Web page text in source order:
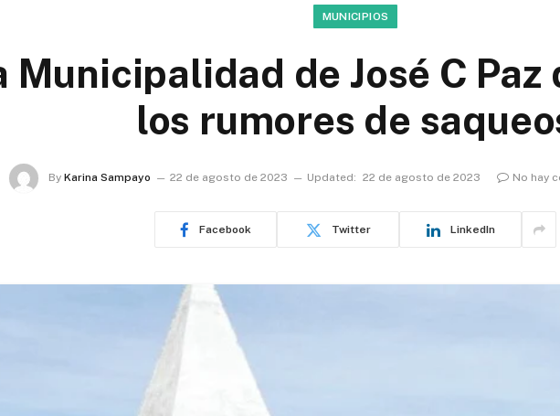
MUNICIPIOS
Municipalidad de José C
los rumores de
By Karina Sampayo 22 de agosto de 2023 Updated: 22 de agosto de 2023 No hay
Facebook Twitter LinkedIn